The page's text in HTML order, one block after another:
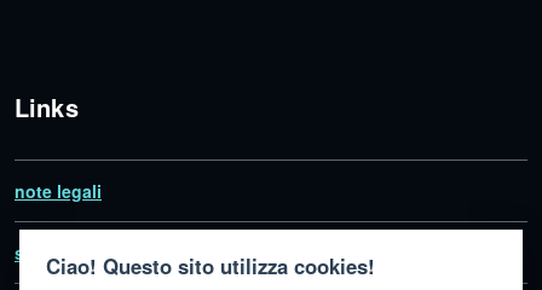
Links
note legali
social media policy
Ciao! Questo sito utilizza cookies!